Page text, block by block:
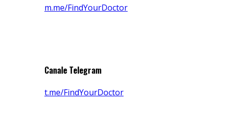
m.me/FindYourDoctor
Canale Telegram
t.me/FindYourDoctor